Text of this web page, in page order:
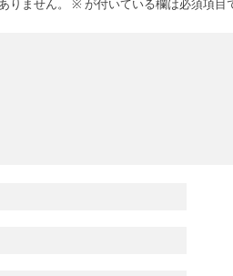
ません。 ※ が付いている欄は必須項目